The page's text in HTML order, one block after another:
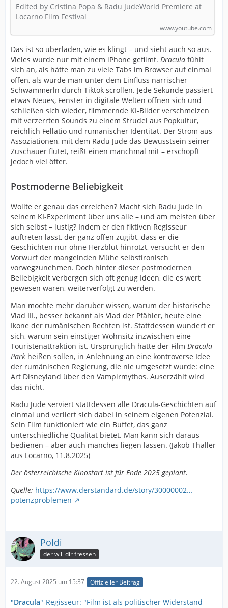
Edited by Cristina Popa & Radu JudeWorld Premiere at
Locarno Film Festival
www.youtube.com
Das ist so überladen, wie es klingt – und sieht auch so aus.
Vieles wurde nur mit einem iPhone gefilmt. Dracula fühlt
sich an, als hätte man zu viele Tabs im Browser auf einmal
offen, als würde man unter dem Einfluss narrischer
Schwammerln durch Tiktok scrollen. Jede Sekunde passiert
etwas Neues, Fenster in digitale Welten öffnen sich und
schließen sich wieder, flimmernde KI-Bilder verschmelzen
mit verzerrten Sounds zu einem Strudel aus Popkultur,
reichlich Fellatio und rumänischer Identität. Der Strom aus
Assoziationen, mit dem Radu Jude das Bewusstsein seiner
Zuschauer flutet, reißt einen manchmal mit – erschöpft
jedoch viel öfter.
Postmoderne Beliebigkeit
Wollte er genau das erreichen? Macht sich Radu Jude in
seinem KI-Experiment über uns alle – und am meisten über
sich selbst – lustig? Indem er den fiktiven Regisseur
auftreten lässt, der ganz offen zugibt, dass er die
Geschichten nur ohne Herzblut hinrotzt, versucht er den
Vorwurf der mangelnden Mühe selbstironisch
vorwegzunehmen. Doch hinter dieser postmodernen
Beliebigkeit verbergen sich oft genug Ideen, die es wert
gewesen wären, weiterverfolgt zu werden.
Man möchte mehr darüber wissen, warum der historische
Vlad III., besser bekannt als Vlad der Pfähler, heute eine
Ikone der rumänischen Rechten ist. Stattdessen wundert er
sich, warum sein einstiger Wohnsitz inzwischen eine
Touristenattraktion ist. Ursprünglich hätte der Film Dracula
Park heißen sollen, in Anlehnung an eine kontroverse Idee
der rumänischen Regierung, die nie umgesetzt wurde: eine
Art Disneyland über den Vampirmythos. Auserzählt wird
das nicht.
Radu Jude serviert stattdessen alle Dracula-Geschichten auf
einmal und verliert sich dabei in seinem eigenen Potenzial.
Sein Film funktioniert wie ein Buffet, das ganz
unterschiedliche Qualität bietet. Man kann sich daraus
bedienen – aber auch manches liegen lassen. (Jakob Thaller
aus Locarno, 11.8.2025)
Der österreichische Kinostart ist für Ende 2025 geplant.
Quelle: https://www.derstandard.de/story/30000002…
potenzproblemen
Poldi
der will dir fressen
22. August 2025 um 15:37 Offizieller Beitrag
"Dracula"-Regisseur: "Film ist als politischer Widerstand